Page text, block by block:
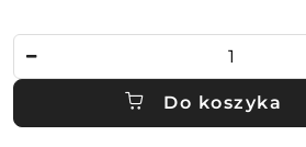
Do koszyka